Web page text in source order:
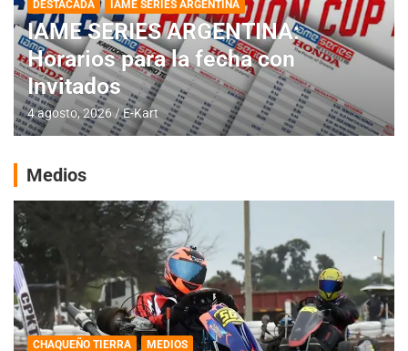
DESTACADA IAME SERIES ARGENTINA
IAME SERIES ARGENTINA:
Horarios para la fecha con
Invitados
4 agosto, 2026 E-Kart
Medios
CHAQUEÑO TIERRA MEDIOS